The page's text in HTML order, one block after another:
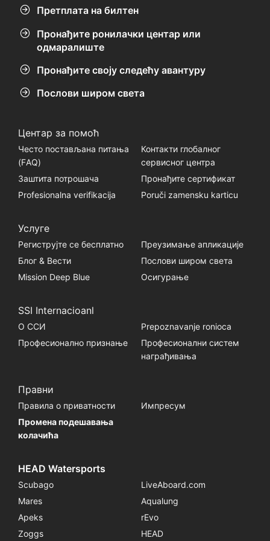
Претплата на билтен
Пронађите ронилачки центар или
одмаралиште
Пронађите своју следећу авантуру
Послови широм света
Центар за помоћ
Често постављана питања
(FАQ)
Контакти глобалног
сервисног центра
Заштита потрошача
Пронађите сертификат
Profesionalna verifikacija
Poruči zamensku karticu
Услуге
Региструјте се бесплатно
Преузимање апликације
Блог & Вести
Послови широм света
Mission Deep Blue
Осигурање
SSI Internacioanl
О ССИ
Prepoznavanje ronioca
Професионално признање
Професионални систем
награђивања
Правни
Правила о приватности
Импресум
Промена подешавања
колачића
HEAD Watersports
Scubago
LiveAboard.com
Mares
Aqualung
Apeks
rEvo
Zoggs
HEAD